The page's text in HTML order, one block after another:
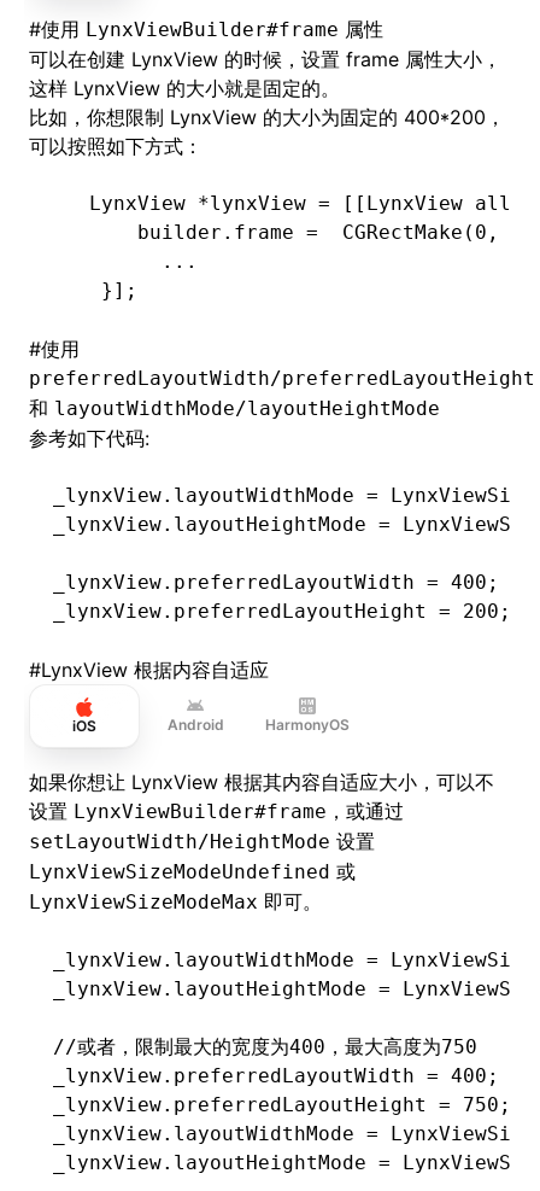
#使用 LynxViewBuilder#frame 属性
可以在创建 LynxView 的时候，设置 frame 属性大小，
这样 LynxView 的大小就是固定的。
比如，你想限制 LynxView 的大小为固定的 400*200，
可以按照如下方式：
   LynxView
*lynxView = [[LynxView alloc
       builder
. frame =
  CGRectMake(
0 ,
         ...
    }
];
#使用
preferredLayoutWidth/preferredLayoutHeight
和 layoutWidthMode/layoutHeightMode
参考如下代码:
_lynxView.layoutWidthMode =
_lynxView.layoutHeightMode =
_lynxView.preferredLayoutWidth = 400 ;
_lynxView.preferredLayoutHeight = 200 ;
#LynxView 根据内容自适应
iOS Android HarmonyOS
如果你想让 LynxView 根据其内容自适应大小，可以不
设置 LynxViewBuilder#frame ，或通过
setLayoutWidth/HeightMode 设置
LynxViewSizeModeUndefined 或
LynxViewSizeModeMax 即可。
_lynxView.layoutWidthMode =
_lynxView.layoutHeightMode =
//或者，限制最大的宽度为400，最大高度为750
_lynxView.preferredLayoutWidth = 400 ;
_lynxView.preferredLayoutHeight = 750 ;
_lynxView.layoutWidthMode =
_lynxView.layoutHeightMode =